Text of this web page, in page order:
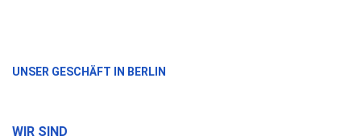
UNSER GESCHÄFT IN BERLIN
WIR SIND